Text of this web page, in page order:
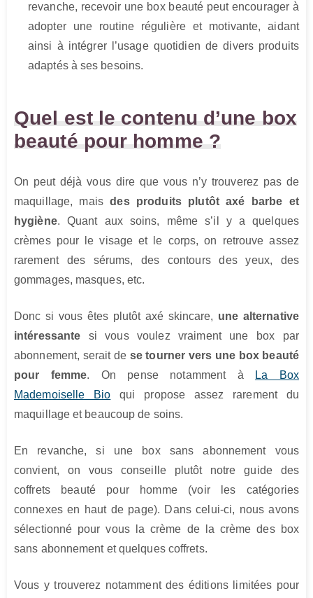
revanche, recevoir une box beauté peut encourager à
adopter une routine régulière et motivante, aidant
ainsi à intégrer l’usage quotidien de divers produits
adaptés à ses besoins.
Quel est le contenu d’une box
beauté pour homme ?
On peut déjà vous dire que vous n’y trouverez pas de
maquillage, maisdes produits plutôt axé barbe et
hygiène. Quant aux soins, même s’il y a quelques
crèmes pour le visage et le corps, on retrouve assez
rarement des sérums, des contours des yeux, des
gommages, masques, etc.
Donc si vous êtes plutôt axé skincare, une alternative
intéressante si vous voulez vraiment une box par
abonnement, serait de se tourner vers une box beauté
pour femme. On pense notamment à
La Box
Mademoiselle Bio qui propose assez rarement du
maquillage et beaucoup de soins.
En revanche, si une box sans abonnement vous
convient, on vous conseille plutôt notre guide des
coffrets beauté pour homme (voir les catégories
connexes en haut de page). Dans celui-ci, nous avons
sélectionné pour vous la crème de la crème des box
sans abonnement et quelques coffrets.
Vous y trouverez notamment des éditions limitées pour